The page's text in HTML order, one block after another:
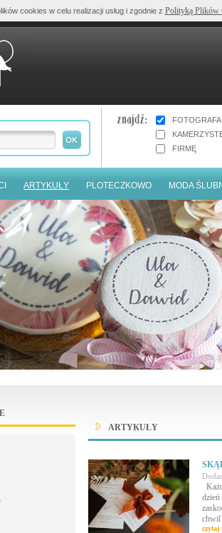
FOTOGRAFA
FIRMĘ
ARTYKUŁY PLOTECZKOWO MODA
ARTYKUŁY
dzień
chwil
czytaj
cookies w celu realizacji usług i zgodnie z Polityką Plików